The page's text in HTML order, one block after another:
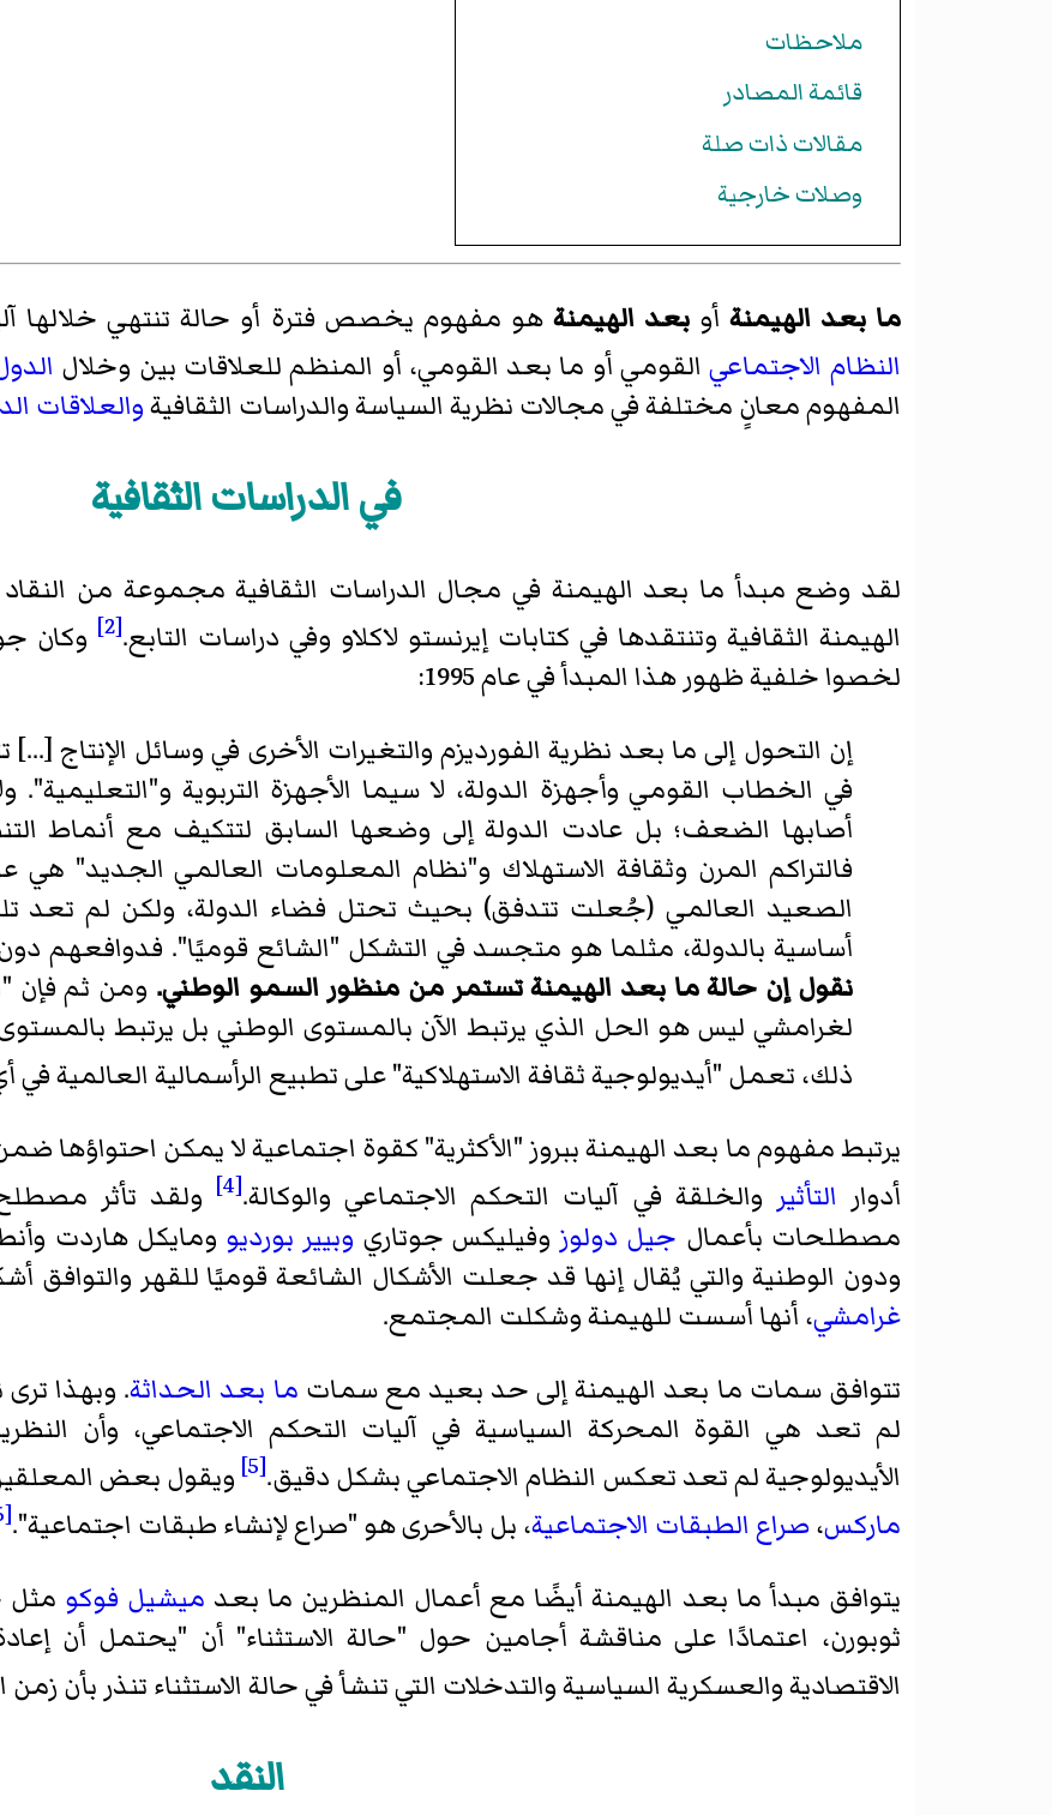
ملاحظات
قائمة المصادر
مقالات ذات صلة
وصلات خارجية
ما بعد الهيمنة أوبعد الهيمنة هو مفهوم يخصص فترة أو حالة تنتهي خلالها آلية
النظام الاجتماعيالقومي أو ما بعد القومي، أو المنظم للعلاقات بين وخلال
المفهوم معانٍ مختلفة في مجالات نظرية السياسة والدراسات الثقافيةوالعلاقات
في الدراسات الثقافية
لقد وضع مبدأ ما بعد الهيمنة في مجال الدراسات الثقافية مجموعة من النقاد
الهيمنة الثقافية وتنتقدها في كتابات إيرنستو لاكلاو وفي دراسات التابع.[2]
وكان
لخصوا خلفية ظهور هذا المبدأ في عام 1995:
إن التحول إلى ما بعد نظرية الفورديزم والتغيرات الأخرى في وسائل الإنتاج
في الخطاب القومي وأجهزة الدولة، لا سيما الأجهزة التربوية
أصابها الضعف؛ بل عادت الدولة إلى وضعها السابق لتتكيف مع أنماط
فالتراكم المرن وثقافة الاستهلاك و"نظام المعلومات العالمي الجديد" هي
الصعيد العالمي (جُعلت تتدفق) بحيث تحتل فضاء الدولة، ولكن لم تعد
أساسية بالدولة، مثلما هو متجسد في التشكل "الشائع قوميًا". فدوافعهم دون
نقول إن حالة ما بعد الهيمنة تستمر من منظور السمو الوطني. ومن ثم فإن
لغرامشي ليس هو الحل الذي يرتبط الآن بالمستوى الوطني بل يرتبط
ذلك، تعمل "أيديولوجية ثقافة الاستهلاكية" على تطبيع الرأسمالية العالمية في
يرتبط مفهوم ما بعد الهيمنة ببروز "الأكثرية" كقوة اجتماعية لا يمكن احتواؤها
أدوار التأثير والخلقة في آليات التحكم الاجتماعي والوكالة.[4]
ولقد تأثر
مصطلحات بأعمال جيل دولوز وفيليكس جوتاري وبيير بورديو ومايكل هاردت
ودون الوطنية والتي يُقال إنها قد جعلت الأشكال الشائعة قوميًا للقهر والتوافق
غرامشي، أنها أسست للهيمنة وشكلت المجتمع.
تتوافق سمات ما بعد الهيمنة إلى حد بعيد مع سمات ما بعد الحداثة. وبهذا ترى
لم تعد هي القوة المحركة السياسية في آليات التحكم الاجتماعي، وأن
الأيديولوجية لم تعد تعكس النظام الاجتماعي بشكل دقيق.[5] ويقول بعض
ماركس، صراع الطبقات الاجتماعية، بل بالأحرى هو "صراع لإنشاء طبقات اجتماعية".[6]
يتوافق مبدأ ما بعد الهيمنة أيضًا مع أعمال المنظرين ما بعد ميشيل فوكو مثل
ثوبورن، اعتمادًا على مناقشة أجامين حول "حالة الاستثناء" أن "يحتمل أن
الاقتصادية والعسكرية السياسية والتدخلات التي تنشأ في حالة الاستثناء تنذر بأن
النقد